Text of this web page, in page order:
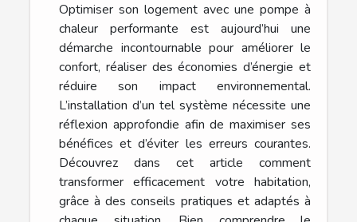
Optimiser son logement avec une pompe à
chaleur performante est aujourd’hui une
démarche incontournable pour améliorer le
confort, réaliser des économies d’énergie et
réduire son impact environnemental.
L’installation d’un tel système nécessite une
réflexion approfondie afin de maximiser ses
bénéfices et d’éviter les erreurs courantes.
Découvrez dans cet article comment
transformer efficacement votre habitation,
grâce à des conseils pratiques et adaptés à